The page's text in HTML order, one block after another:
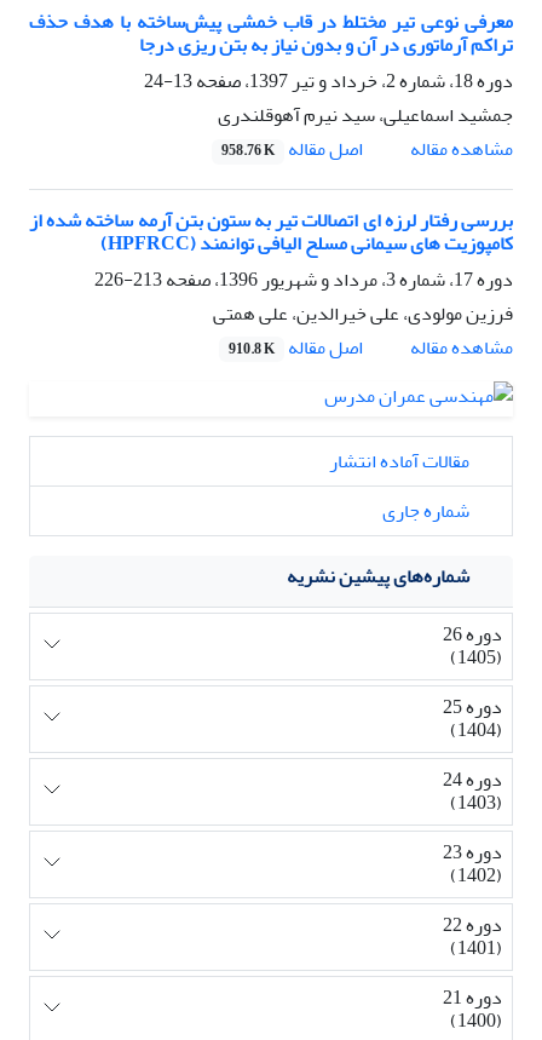
معرفی نوعی تیر مختلط در قاب خمشی پیش‌ساخته با هدف حذف
تراکم آرماتوری در آن و بدون نیاز به بتن ریزی درجا
دوره 18، شماره 2، خرداد و تیر 1397، صفحه
13-24
جمشید اسماعیلی، سید نیرم آهوقلندری
مشاهده مقاله
اصل مقاله 958.76 K
بررسی رفتار لرزه ای اتصالات تیر به ستون بتن آرمه ساخته شده از
کامپوزیت های سیمانی مسلح الیافی توانمند (HPFRCC)
دوره 17، شماره 3، مرداد و شهریور 1396، صفحه
213-226
فرزین مولودی، علی خیرالدین، علی همتی
مشاهده مقاله
اصل مقاله 910.8 K
مقالات آماده انتشار
شماره جاری
شماره‌های پیشین نشریه
دوره 26
(1405)
دوره 25
(1404)
دوره 24
(1403)
دوره 23
(1402)
دوره 22
(1401)
دوره 21
(1400)